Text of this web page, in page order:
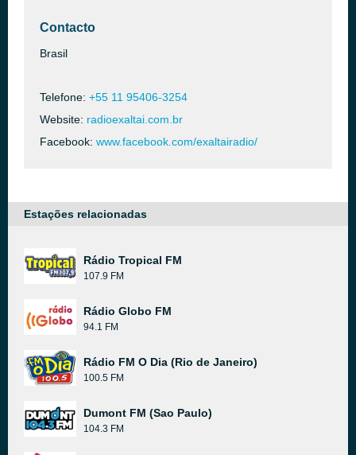
Contacto
Brasil
Telefone: +55 11 95406-3254
Website: radioexaltai.com.br
Facebook: www.facebook.com/exaltairadio/
Estações relacionadas
Rádio Tropical FM
107.9 FM
Rádio Globo FM
94.1 FM
Rádio FM O Dia (Rio de Janeiro)
100.5 FM
Dumont FM (Sao Paulo)
104.3 FM